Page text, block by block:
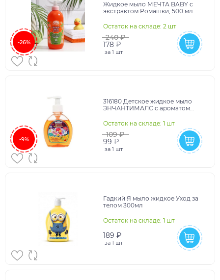
-26%
Жидкое мыло МЕЧТА BABY с
экстрактом Ромашки, 500 мл
Остаток на складе: 2 шт
240 ₽
178 ₽
за 1 шт
-9%
316180 Детское жидкое мыло
ЭНЧАНТИМАЛС с ароматом
мама в кор.8шт
Остаток на складе: 1 шт
109 ₽
99 ₽
за 1 шт
Гадкий Я мыло жидкое Уход за
телом 300мл
Остаток на складе: 1 шт
189 ₽
за 1 шт